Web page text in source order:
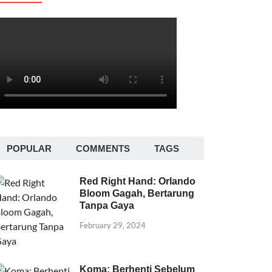
POPULAR COMMENTS TAGS
Red Right Hand: Orlando
Bloom Gagah, Bertarung
Tanpa Gaya
February 29, 2024
Koma: Berhenti Sebelum